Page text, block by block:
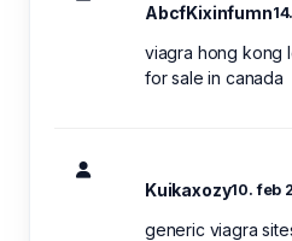
AbcfKixinfumn
viagra hong kong
for sale in canada
Kuikaxozy10. feb
generic viagra